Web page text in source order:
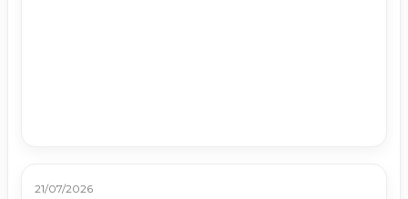
21/07/2026